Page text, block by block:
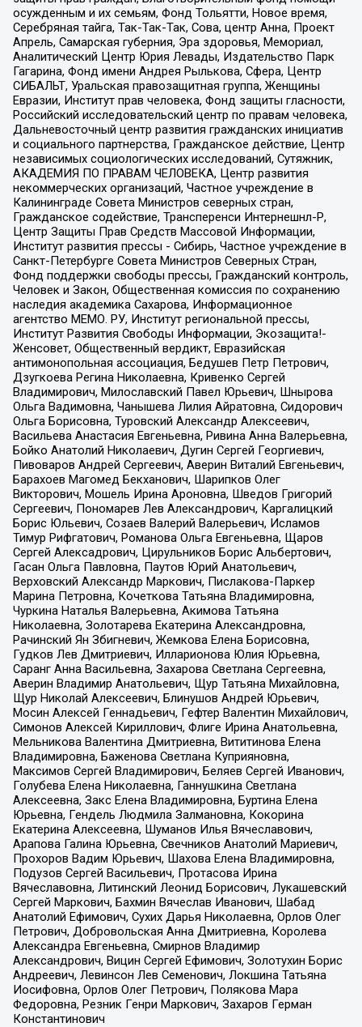
осужденным и их семьям, Фонд Тольятти, Новое время,
Серебряная тайга, Так-Так-Так, Сова, центр Анна, Проект
Апрель, Самарская губерния, Эра здоровья, Мемориал,
Аналитический Центр Юрия Левады, Издательство Парк
Гагарина, Фонд имени Андрея Рылькова, Сфера, Центр
СИБАЛЬТ, Уральская правозащитная группа, Женщины
Евразии, Институт прав человека, Фонд защиты гласности,
Российский исследовательский центр по правам человека,
Дальневосточный центр развития гражданских инициатив
и социального партнерства, Гражданское действие, Центр
независимых социологических исследований, Сутяжник,
АКАДЕМИЯ ПО ПРАВАМ ЧЕЛОВЕКА, Центр развития
некоммерческих организаций, Частное учреждение в
Калининграде Совета Министров северных стран,
Гражданское содействие, Трансперенси Интернешнл-Р,
Центр Защиты Прав Средств Массовой Информации,
Институт развития прессы - Сибирь, Частное учреждение в
Санкт-Петербурге Совета Министров Северных Стран,
Фонд поддержки свободы прессы, Гражданский контроль,
Человек и Закон, Общественная комиссия по сохранению
наследия академика Сахарова, Информационное
агентство МЕМО. РУ, Институт региональной прессы,
Институт Развития Свободы Информации, Экозащита!-
Женсовет, Общественный вердикт, Евразийская
антимонопольная ассоциация, Бедушев Петр Петрович,
Дзугкоева Регина Николаевна, Кривенко Сергей
Владимирович, Милославский Павел Юрьевич, Шнырова
Ольга Вадимовна, Чанышева Лилия Айратовна, Сидорович
Ольга Борисовна, Туровский Александр Алексеевич,
Васильева Анастасия Евгеньевна, Ривина Анна Валерьевна,
Бойко Анатолий Николаевич, Дугин Сергей Георгиевич,
Пивоваров Андрей Сергеевич, Аверин Виталий Евгеньевич,
Барахоев Магомед Бекханович, Шарипков Олег
Викторович, Мошель Ирина Ароновна, Шведов Григорий
Сергеевич, Пономарев Лев Александрович, Каргалицкий
Борис Юльевич, Созаев Валерий Валерьевич, Исламов
Тимур Рифгатович, Романова Ольга Евгеньевна, Щаров
Сергей Алексадрович, Цирульников Борис Альбертович,
Гасан Ольга Павловна, Паутов Юрий Анатольевич,
Верховский Александр Маркович, Пислакова-Паркер
Марина Петровна, Кочеткова Татьяна Владимировна,
Чуркина Наталья Валерьевна, Акимова Татьяна
Николаевна, Золотарева Екатерина Александровна,
Рачинский Ян Збигневич, Жемкова Елена Борисовна,
Гудков Лев Дмитриевич, Илларионова Юлия Юрьевна,
Саранг Анна Васильевна, Захарова Светлана Сергеевна,
Аверин Владимир Анатольевич, Щур Татьяна Михайловна,
Щур Николай Алексеевич, Блинушов Андрей Юрьевич,
Мосин Алексей Геннадьевич, Гефтер Валентин Михайлович,
Симонов Алексей Кириллович, Флиге Ирина Анатольевна,
Мельникова Валентина Дмитриевна, Вититинова Елена
Владимировна, Баженова Светлана Куприяновна,
Максимов Сергей Владимирович, Беляев Сергей Иванович,
Голубева Елена Николаевна, Ганнушкина Светлана
Алексеевна, Закс Елена Владимировна, Буртина Елена
Юрьевна, Гендель Людмила Залмановна, Кокорина
Екатерина Алексеевна, Шуманов Илья Вячеславович,
Арапова Галина Юрьевна, Свечников Анатолий Мариевич,
Прохоров Вадим Юрьевич, Шахова Елена Владимировна,
Подузов Сергей Васильевич, Протасова Ирина
Вячеславовна, Литинский Леонид Борисович, Лукашевский
Сергей Маркович, Бахмин Вячеслав Иванович, Шабад
Анатолий Ефимович, Сухих Дарья Николаевна, Орлов Олег
Петрович, Добровольская Анна Дмитриевна, Королева
Александра Евгеньевна, Смирнов Владимир
Александрович, Вицин Сергей Ефимович, Золотухин Борис
Андреевич, Левинсон Лев Семенович, Локшина Татьяна
Иосифовна, Орлов Олег Петрович, Полякова Мара
Федоровна, Резник Генри Маркович, Захаров Герман
Константинович